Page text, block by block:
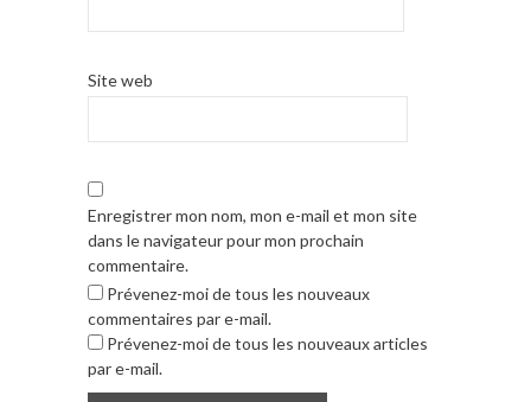
Site web
Enregistrer mon nom, mon e-mail et mon site
dans le navigateur pour mon prochain
commentaire.
Prévenez-moi de tous les nouveaux
commentaires par e-mail.
Prévenez-moi de tous les nouveaux articles
par e-mail.